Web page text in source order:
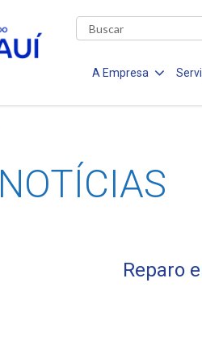
A Empresa
NOTÍCIAS
Reparo